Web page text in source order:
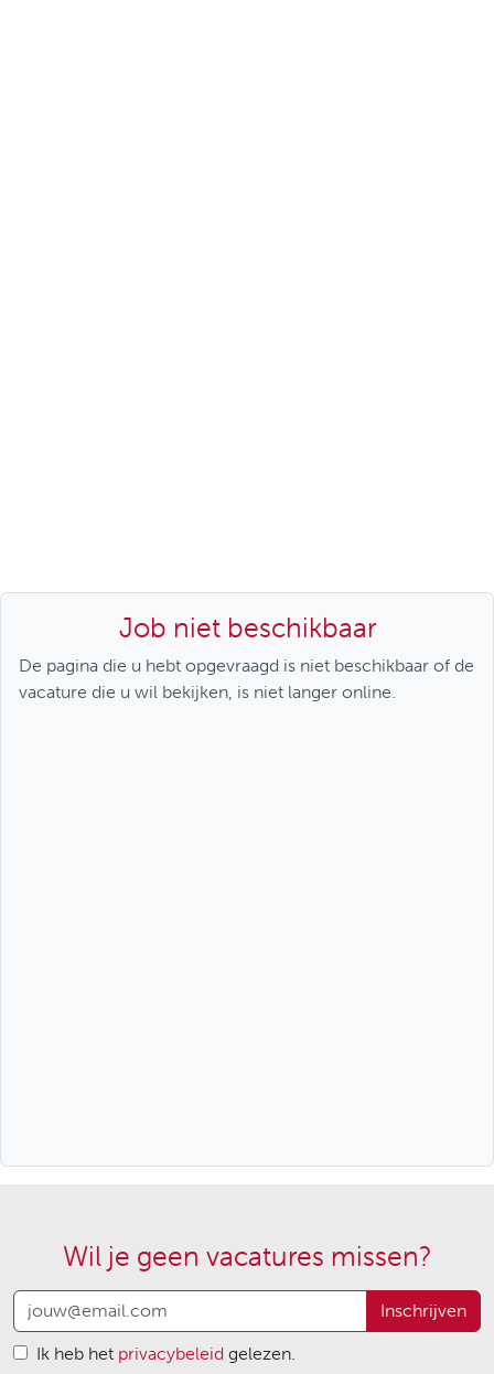
Job niet beschikbaar
De pagina die u hebt opgevraagd is niet beschikbaar of de
vacature die u wil bekijken, is niet langer online.
Wil je geen vacatures missen?
Inschrijven
Ik heb het privacybeleid gelezen.